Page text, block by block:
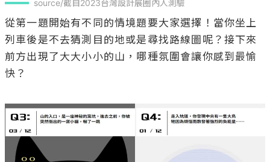
source/截自2023台灣設計展圈內人測驗
從第一題開始有不同的情境題要大家選擇！當你坐上
列車後是不去猜測目的地或是尋找路線圖呢？接下來
前方出現了大大小小的山，哪種氛圍會讓你感到最愉
快？